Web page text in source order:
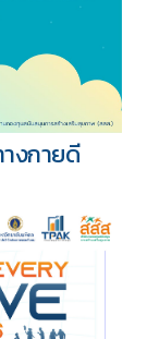
งกายดี